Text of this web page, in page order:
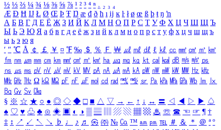
½ ⅓ ⅔ ¼ ¾ ⅛ ⅜ ⅝ ⅞ ¹ ² ³ ⁴ ⁿ ₁ ₂ ₃ ₄
Æ Ð Ħ Ĳ Ł Ø Œ Þ Ŧ Ŋ æ đ ð ħ ı ĳ ĸ ŀ ł ø œ ß þ ŧ ŋ ŉ
А Б В Г Д Е Ё Ж З И Й К Л М Н О П Р С Т У Ф Х Ц Ч Ш Щ Ъ
Ы Ь Э Ю Я а б в г д е ё ж з и й к л м н о п р с т у ф х ц ч ш щ ъ
ы ь э ю я
′ ″ ℃ Å ￠ ￡ ￥ ¤ ℉ ‰ ＄ ％ Ｆ ￦ ㎕ ㎖ ㎗ ℓ ㎘ ㏄ ㎣ ㎤ ㎥ ㎦
㎙ ㎚ ㎛ ㎜ ㎝ ㎞ ㎟ ㎠ ㎡ ㎢ ㏊ ㎍ ㎎ ㎏ ㏏ ㎈ ㎉ ㏈ ㎧ ㎨ ㎰
㎱ ㎲ ㎳ ㎴ ㎵ ㎶ ㎷ ㎸ ㎹ ㎀ ㎁ ㎂ ㎃ ㎄ ㎺ ㎻ ㎽ ㎾ ㎿ ㎐ ㎑
㎒ ㎓ ㎔ Ω ㏀ ㏁ ㎊ ㎋ ㎌ ㏖ ㏅ ㎭ ㎮ ㎯ ㏛ ㎩ ㎪ ㎫ ㎬ ㏝ ㏐
㏓
㏃ ㏉ ㏜ ㏆
§ ※ ☆ ★ ○ ● ◎ ◇ ◆ □ ■ △ ▽ → ← ↑ ↓ ↔ 〓 ◁ ◀ ▷ ▶ ♤
♠ ♡ ♥ ♧ ♣ ⊙ ◈ ▣ ◐ ◑ ▒ ▤ ▨ ▧ ▦ ▩ ♨ ☏ ☎ ☜ ☞ ¶ †
‡ ↕ ↗ ↙ ↖ ↘ ♭ ♩ ♪ ♬ ㉿ ㈜ № ㏇ ™ ㏂ ㏘ ℡ ＃ ＆ ＊ ＠ ª º